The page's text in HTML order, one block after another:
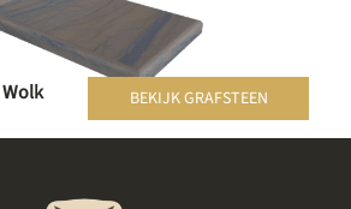
BEKIJK GRAFSTEEN